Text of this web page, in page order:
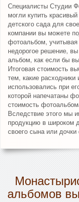
Специалисты Студии
могли купить
детского сада для
компании вы можете
фотоальбом,
недорогое решение,
альбом, как если бы
Итоговая стоимость
тем, какие расходники
использовались при
которой напечатаны
стоимость
Вследствие этого мы
продукцию в широком
своего сына или
альбомов